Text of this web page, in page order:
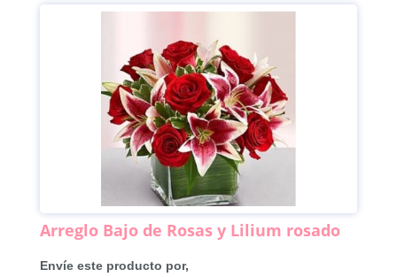
Arreglo Bajo de Rosas y Lilium rosado
Envíe este producto por,